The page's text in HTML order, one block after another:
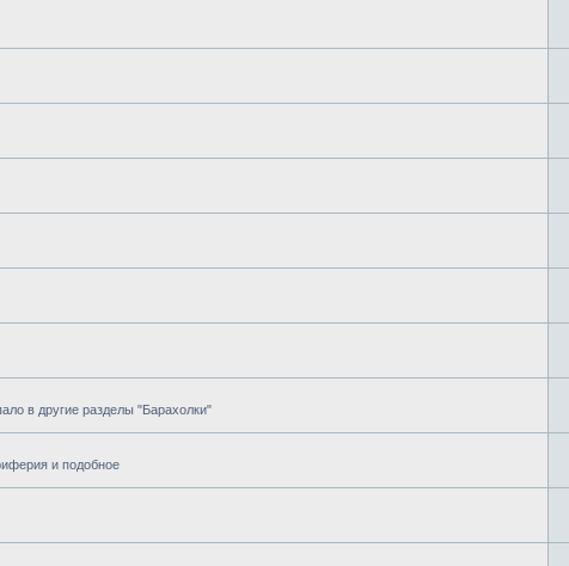
в другие разделы "Барахолки"
и подобное